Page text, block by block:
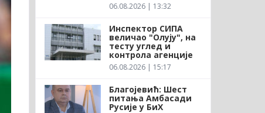
06.08.2026 | 13:32
Инспектор СИПА
величао "Олују", на
тесту углед и
контрола агенције
06.08.2026 | 15:17
Благојевић: Шест
питања Амбасади
Русије у БиХ